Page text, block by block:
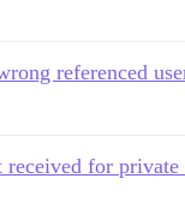
referenced
for private